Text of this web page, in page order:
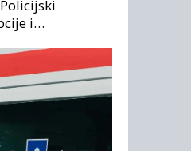
i